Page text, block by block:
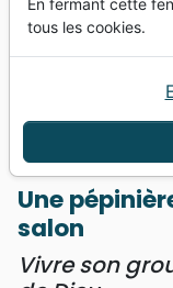
Vous ne pouvez
depuis votre
Une pépinière
son groupe de
Une
salon
Vivre son
En fermant cette
tous les cookies.